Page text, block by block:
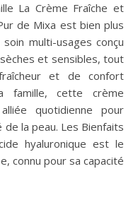
La Crème Fraîche et
de Mixa est bien plus
multi-usages conçu
et sensibles, tout
et de confort
famille, cette crème
quotidienne pour
la peau. Les Bienfaits
hyaluronique est le
connu pour sa capacité